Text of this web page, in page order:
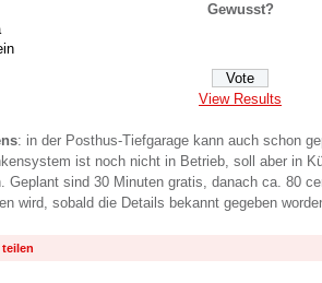
Gewusst?
View Results
: in der Posthus-Tiefgarage kann auch schon
ist noch nicht in Betrieb, soll aber in
Geplant sind 30 Minuten gratis, danach ca. 80
wird, sobald die Details bekannt gegeben